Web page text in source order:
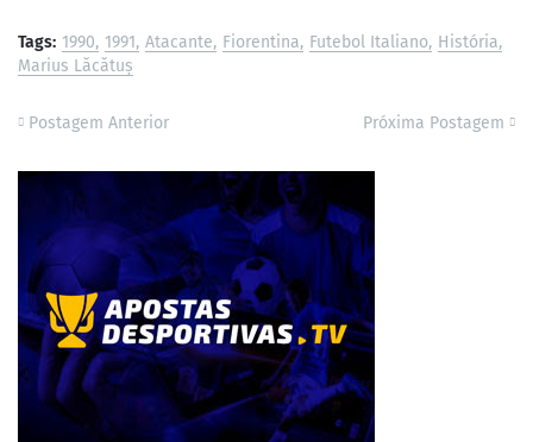
Tags: 1990 1991 Atacante Fiorentina Futebol Italiano História
Marius Lăcătuș
Postagem Anterior Próxima Postagem